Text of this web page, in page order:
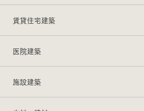
賃貸住宅建築
医院建築
施設建築